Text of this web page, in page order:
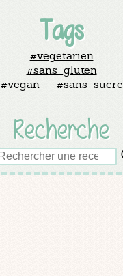
Tags
#vegetarien
#sans_gluten
#vegan
#sans_sucre
Recherche